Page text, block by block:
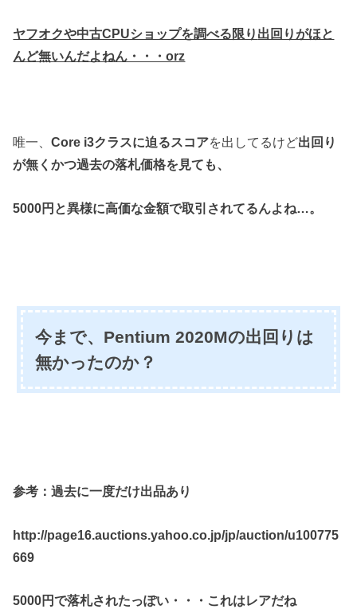
ヤフオクや中古CPUショップを調べる限り 出回りがほと
んど無いんだよねん・・・orz
唯一、Core i3クラスに迫るスコアを出してるけど出回り
が無くかつ過去の落札価格を見ても、
5000円と異様に高価な金額で取引されてるんよね…。
今まで、Pentium 2020Mの出回りは
無かったのか？
参考：過去に一度だけ出品あり
http://page16.auctions.yahoo.co.jp/jp/auction/u100775
669
5000円で落札されたっぽい・・・これはレアだね